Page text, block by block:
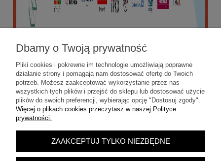
POKAŻ PEŁNĄ WERSJĘ STRONY
Sklep internetowy Shoper.pl
Dbamy o Twoją prywatność
Pliki cookies i pokrewne im technologie umożliwiają poprawne
działanie strony i pomagają nam dostosować ofertę do Twoich
potrzeb. Możesz zaakceptować wykorzystanie przez nas
wszystkich tych plików i przejść do sklepu lub dostosować użycie
plików do swoich preferencji, wybierając opcję "Dostosuj zgody".
Więcej o plikach cookies przeczytasz w naszej Polityce
prywatności.
ZAAKCEPTUJ TYLKO NIEZBĘDNE